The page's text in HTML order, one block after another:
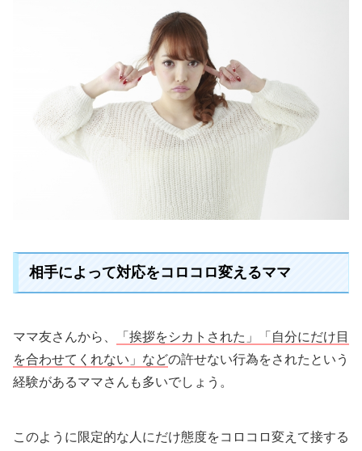
相手によって対応をコロコロ変えるママ
ママ友さんから、
「挨拶をシカトされた」「自分にだけ目
を合わせてくれない」などの許せない行為をされたという
経験があるママさんも多いでしょう。
このように限定的な人にだけ態度をコロコロ変えて接する